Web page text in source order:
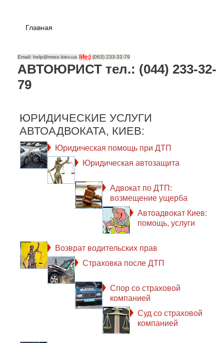
Главная
Email: help@mreo.kiev.ua (063) 233-32-79
АВТОЮРИСТ тел.: (044) 233-32-
79
ЮРИДИЧЕСКИЕ УСЛУГИ
АВТОАДВОКАТА, КИЕВ:
Юридическая помощь при ДТП
Юридическая автозащита
Адвокат по ДТП:
возмещение ущерба
Автоадвокат Киев:
помощь, услуги
Возврат водительских прав
Страховка после ДТП
Спор со страховой
компанией
Суд со страховой
компанией